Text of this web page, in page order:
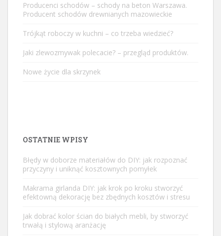
Producenci schodów – schody na beton Warszawa.
Producent schodów drewnianych mazowieckie
Trójkąt roboczy w kuchni – co trzeba wiedzieć?
Jaki zlewozmywak polecacie? – przegląd produktów.
Nowe życie dla skrzynek
OSTATNIE WPISY
Błędy w doborze materiałów do DIY: jak rozpoznać
przyczyny i uniknąć kosztownych pomyłek
Makrama girlanda DIY: jak krok po kroku stworzyć
efektowną dekorację bez zbędnych kosztów i stresu
Jak dobrać kolor ścian do białych mebli, by stworzyć
trwałą i stylową aranżację